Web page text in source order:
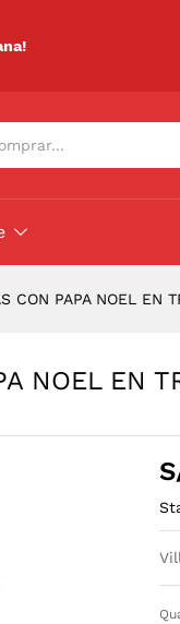
CON PAPA NOEL EN
NOEL EN